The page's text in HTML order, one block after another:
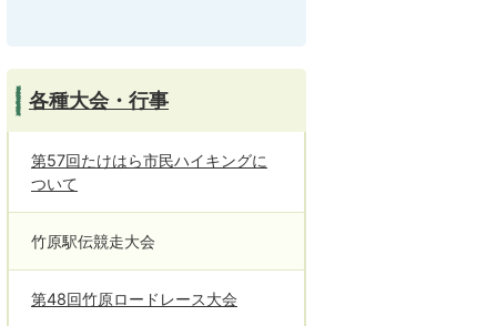
各種大会・行事
第57回たけはら市民ハイキングに
ついて
竹原駅伝競走大会
第48回竹原ロードレース大会